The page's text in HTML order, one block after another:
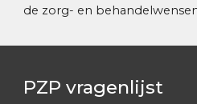
de zorg- en
PZP vragenlijst